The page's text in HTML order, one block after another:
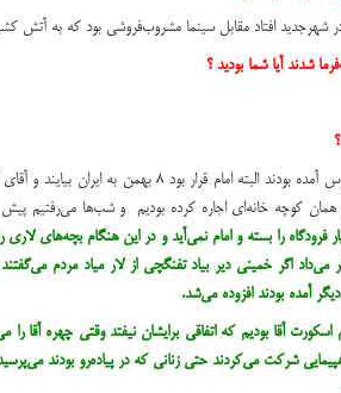
در شهرجديد افتاد مقابل سينما مشروب‌فروشي بود كه به آتش
شدند آيا شما بوديد ؟
در آن زمان بچه‌هاي لاري با دو اتوبوس آمده بودند البته
همان كوچه خانه‌اي اجاره كرده بوديم و شب‌ها مي‌رفتيم پيش
فرودگاه را بسته و امام نمي‌آيد و در اين هنگام بچه‌هاي لاري
اگر خميني دير بياد تفنگچي از لار مياد مردم
آمده بودند افزوده مي‌شد.
آقا بوديم كه اتفاقي برايشان نيفتد وقتي چهره آقا را
شركت مي‌كردند حتي زناني كه در پياده‌رو بودند